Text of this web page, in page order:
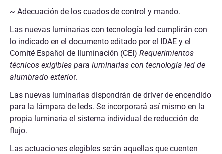
~ Adecuación de los cuados de control y mando.
Las nuevas luminarias con tecnología led cumplirán con
lo indicado en el documento editado por el IDAE y el
Comité Español de Iluminación (CEI) Requerimientos
técnicos exigibles para luminarias con tecnología led de
alumbrado exterior.
Las nuevas luminarias dispondrán de driver de encendido
para la lámpara de leds. Se incorporará así mismo en la
propia luminaria el sistema individual de reducción de
flujo.
Las actuaciones elegibles serán aquellas que cuenten